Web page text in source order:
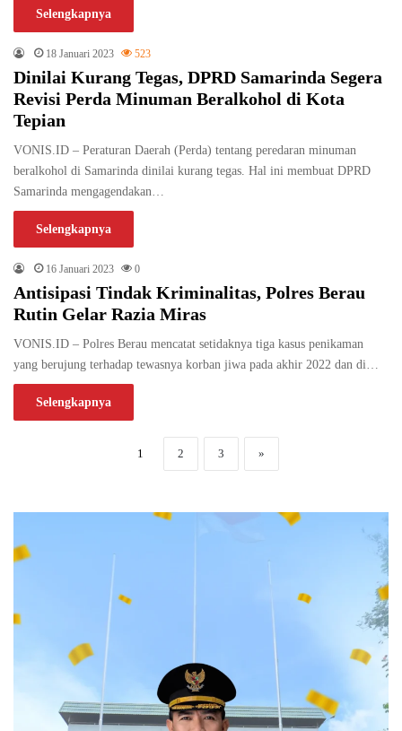
Selengkapnya
18 Januari 2023 523
Dinilai Kurang Tegas, DPRD Samarinda Segera
Revisi Perda Minuman Beralkohol di Kota
Tepian
VONIS.ID – Peraturan Daerah (Perda) tentang peredaran minuman
beralkohol di Samarinda dinilai kurang tegas. Hal ini membuat DPRD
Samarinda mengagendakan…
Selengkapnya
16 Januari 2023 0
Antisipasi Tindak Kriminalitas, Polres Berau
Rutin Gelar Razia Miras
VONIS.ID – Polres Berau mencatat setidaknya tiga kasus penikaman
yang berujung terhadap tewasnya korban jiwa pada akhir 2022 dan di…
Selengkapnya
1 2 3 »